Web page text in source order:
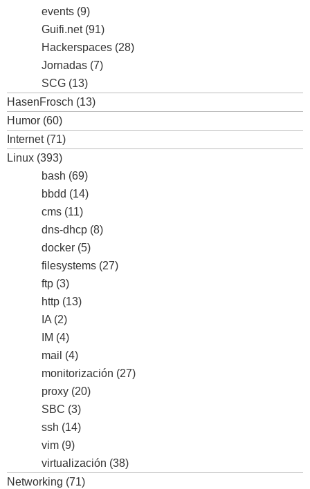
events (9)
Guifi.net(91)
Hackerspaces (28)
Jornadas (7)
SCG (13)
HasenFrosch (13)
Humor (60)
Internet(71)
Linux (393)
bash (69)
bbdd (14)
cms (11)
dns-dhcp (8)
docker (5)
filesystems (27)
ftp (3)
http (13)
IA (2)
IM (4)
mail (4)
monitorización (27)
proxy (20)
SBC (3)
ssh (14)
vim (9)
virtualización (38)
Networking (71)